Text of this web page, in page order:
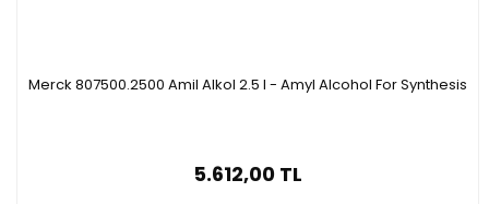
Merck 807500.2500 Amil Alkol 2.5 l - Amyl Alcohol For Synthesis
5.612,00 TL